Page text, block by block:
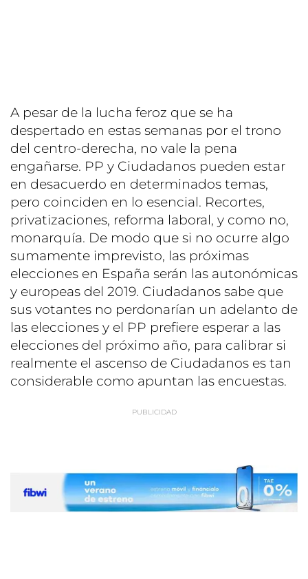
A pesar de la lucha feroz que se ha
despertado en estas semanas por el trono
del centro-derecha, no vale la pena
engañarse. PP y Ciudadanos pueden estar
en desacuerdo en determinados temas,
pero coinciden en lo esencial. Recortes,
privatizaciones, reforma laboral, y como no,
monarquía. De modo que si no ocurre algo
sumamente imprevisto, las próximas
elecciones en España serán las autonómicas
y europeas del 2019. Ciudadanos sabe que
sus votantes no perdonarían un adelanto de
las elecciones y el PP prefiere esperar a las
elecciones del próximo año, para calibrar si
realmente el ascenso de Ciudadanos es tan
considerable como apuntan las encuestas.